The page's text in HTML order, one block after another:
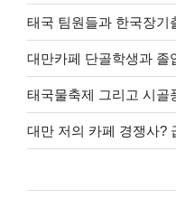
태국 팀원들과 한국장기
대만카페 단골학생과 졸
태국물축제 그리고 시골
대만 저의 카페 경쟁사?